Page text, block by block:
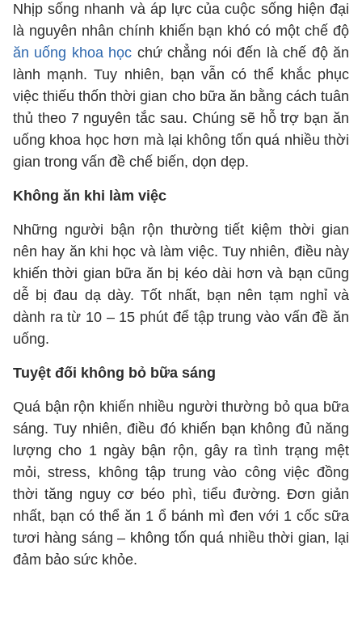
Nhịp sống nhanh và áp lực của cuộc sống hiện đại
là nguyên nhân chính khiến bạn khó có một chế độ
ăn uống khoa học chứ chẳng nói đến là chế độ ăn
lành mạnh. Tuy nhiên, bạn vẫn có thể khắc phục
việc thiếu thốn thời gian cho bữa ăn bằng cách tuân
thủ theo 7 nguyên tắc sau. Chúng sẽ hỗ trợ bạn ăn
uống khoa học hơn mà lại không tốn quá nhiều thời
gian trong vấn đề chế biến, dọn dẹp.
Không ăn khi làm việc
Những người bận rộn thường tiết kiệm thời gian
nên hay ăn khi học và làm việc. Tuy nhiên, điều này
khiến thời gian bữa ăn bị kéo dài hơn và bạn cũng
dễ bị đau dạ dày. Tốt nhất, bạn nên tạm nghỉ và
dành ra từ 10 – 15 phút để tập trung vào vấn đề ăn
uống.
Tuyệt đối không bỏ bữa sáng
Quá bận rộn khiến nhiều người thường bỏ qua bữa
sáng. Tuy nhiên, điều đó khiến bạn không đủ năng
lượng cho 1 ngày bận rộn, gây ra tình trạng mệt
mỏi, stress, không tập trung vào công việc đồng
thời tăng nguy cơ béo phì, tiểu đường. Đơn giản
nhất, bạn có thể ăn 1 ổ bánh mì đen với 1 cốc sữa
tươi hàng sáng – không tốn quá nhiều thời gian, lại
đảm bảo sức khỏe.